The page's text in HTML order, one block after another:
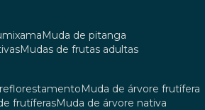
muda de pitanga
mudas de frutas adultas
reflorestamento
muda de árvore frutífera
de frutíferas
muda de árvore nativa